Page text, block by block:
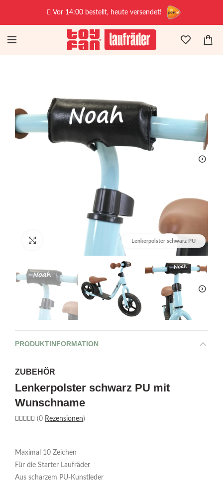
Vor 14:00 bestellt, heute versendet!
Lenkerpolster schwarz PU
Bild vergrößern
PRODUKTINFORMATION
ZUBEHÖR
Lenkerpolster schwarz PU mit
Wunschname
(0 Rezensionen)
Maximal 10 Zeichen
Für die Starter Laufräder
Aus scharzem PU-Kunstleder